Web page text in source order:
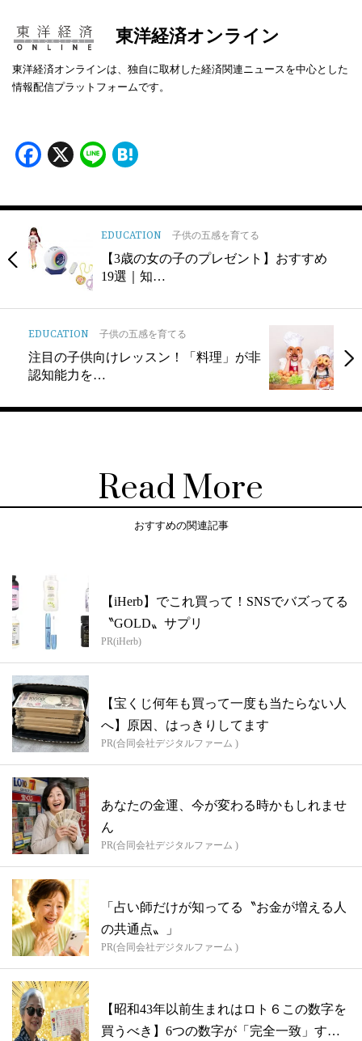
東洋経済オンライン
東洋経済オンラインは、独自に取材した経済関連ニュースを中心とした
情報配信プラットフォームです。
Facebook
X Line
EDUCATION 子供の五感を育てる
【3歳の女の子のプレゼント】おすすめ
19選｜知…
EDUCATION 子供の五感を育てる
注目の子供向けレッスン！「料理」が非
認知能力を…
Read More
おすすめの関連記事
【iHerb】でこれ買って！SNSでバズってる
〝GOLD〟サプリ
PR(iHerb)
【宝くじ何年も買って一度も当たらない人
へ】原因、はっきりしてます
PR(合同会社デジタルファーム )
あなたの金運、今が変わる時かもしれませ
ん
PR(合同会社デジタルファーム )
「占い師だけが知ってる〝お金が増える人
の共通点〟」
PR(合同会社デジタルファーム )
【昭和43年以前生まれはロト６この数字を
買うべき】6つの数字が「完全一致」する